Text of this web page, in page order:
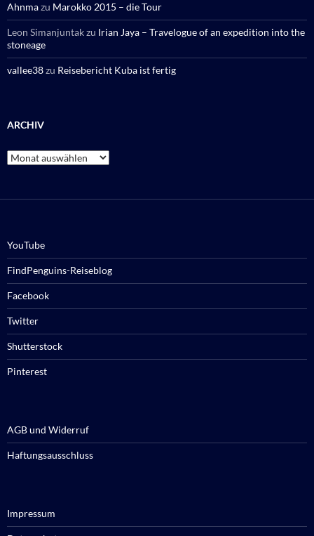
Ahnmazu Marokko 2015 – die Tour
Leon Simanjuntakzu Irian Jaya – Travelogue of an expedition into the
stoneage
vallee38zu Reisebericht Kuba ist fertig
ARCHIV
Archiv
YouTube
FindPenguins-Reiseblog
Facebook
Twitter
Shutterstock
Pinterest
AGB und Widerruf
Haftungsausschluss
Impressum